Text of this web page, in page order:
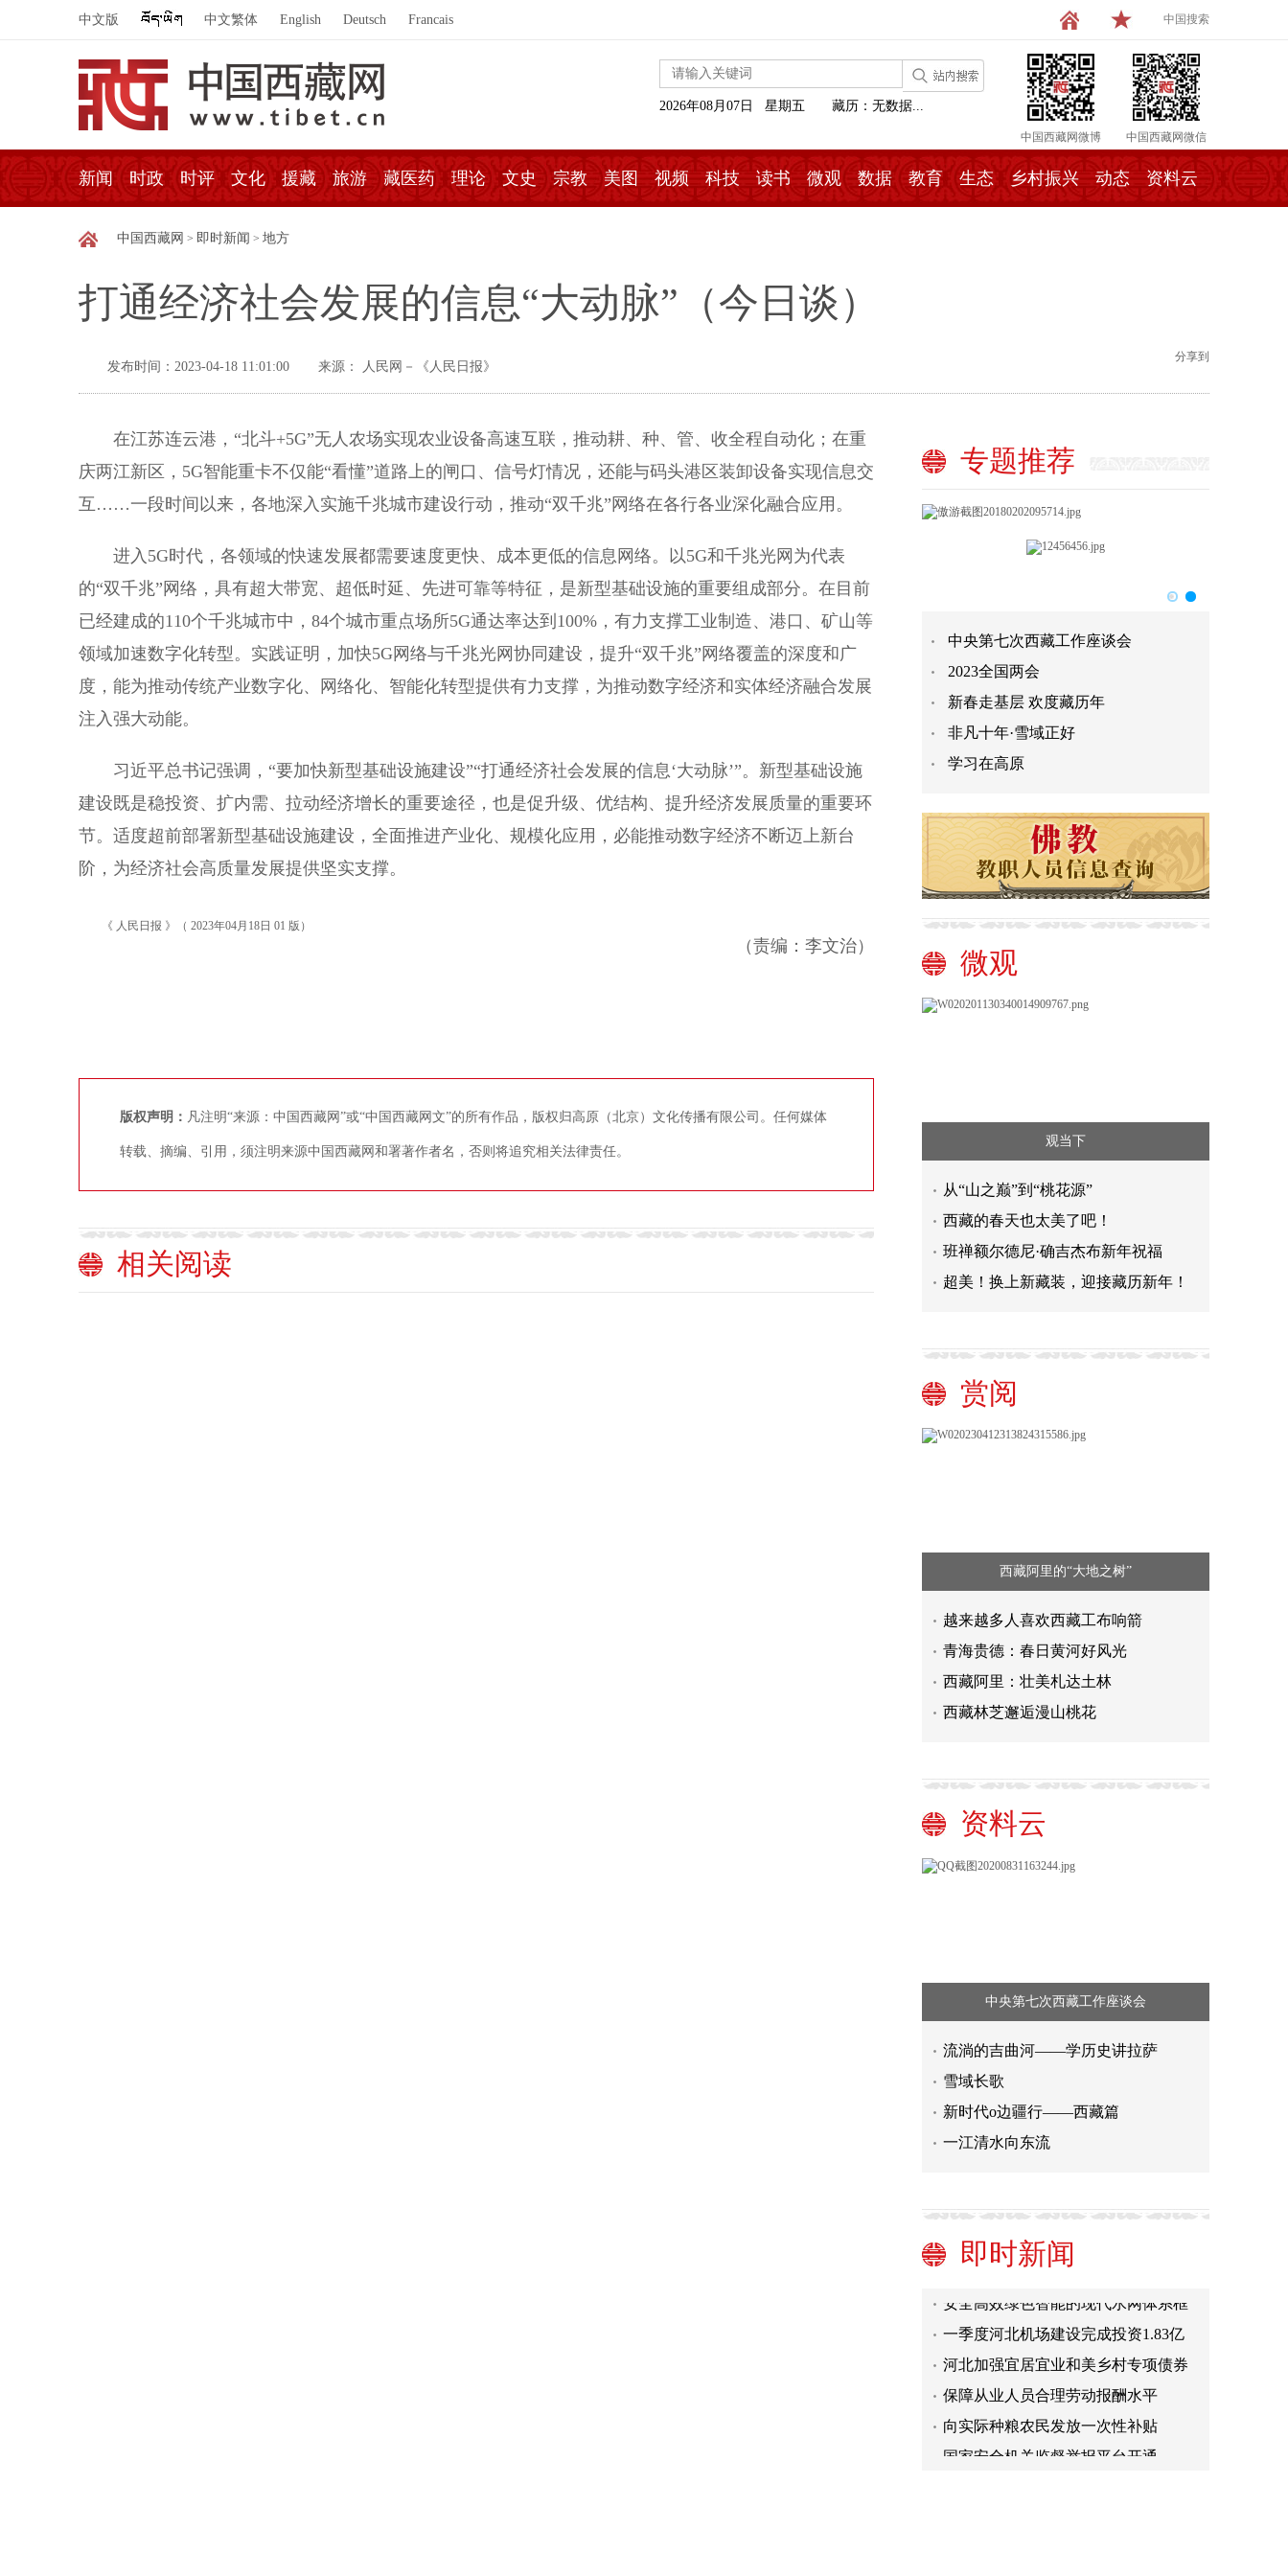
中文版 中文繁体 English Deutsch Francais 中国搜索
中国西藏网微博 中国西藏网微信
2026年08月07日 星期五 藏历：无数据...
新闻 时政 时评 文化 援藏 旅游 藏医药 理论 文史 宗教 美图 视频 科技 读书 微观 数据 教育 生态 乡村振兴 动态 资料云
中国西藏网 > 即时新闻 > 地方
打通经济社会发展的信息“大动脉”（今日谈）
发布时间：2023-04-18 11:01:00 来源： 人民网－《人民日报》
分享到
在江苏连云港，“北斗+5G”无人农场实现农业设备高速互联，推动耕、种、管、收全程自动化；在重
庆两江新区，5G智能重卡不仅能“看懂”道路上的闸口、信号灯情况，还能与码头港区装卸设备实现信息交
互……一段时间以来，各地深入实施千兆城市建设行动，推动“双千兆”网络在各行各业深化融合应用。
进入5G时代，各领域的快速发展都需要速度更快、成本更低的信息网络。以5G和千兆光网为代表
的“双千兆”网络，具有超大带宽、超低时延、先进可靠等特征，是新型基础设施的重要组成部分。在目前
已经建成的110个千兆城市中，84个城市重点场所5G通达率达到100%，有力支撑工业制造、港口、矿山等
领域加速数字化转型。实践证明，加快5G网络与千兆光网协同建设，提升“双千兆”网络覆盖的深度和广
度，能为推动传统产业数字化、网络化、智能化转型提供有力支撑，为推动数字经济和实体经济融合发展
注入强大动能。
习近平总书记强调，“要加快新型基础设施建设”“打通经济社会发展的信息‘大动脉’”。新型基础设施
建设既是稳投资、扩内需、拉动经济增长的重要途径，也是促升级、优结构、提升经济发展质量的重要环
节。适度超前部署新型基础设施建设，全面推进产业化、规模化应用，必能推动数字经济不断迈上新台
阶，为经济社会高质量发展提供坚实支撑。
《 人民日报 》（ 2023年04月18日 01 版）
（责编：李文治）
版权声明： 凡注明“来源：中国西藏网”或“中国西藏网文”的所有作品，版权归高原（北京）文化传播有限公司。任何媒体
转载、摘编、引用，须注明来源中国西藏网和署著作者名，否则将追究相关法律责任。
相关阅读
专题推荐
中央第七次西藏工作座谈会
2023全国两会
新春走基层 欢度藏历年
非凡十年·雪域正好
学习在高原
微观
观当下
从“山之巅”到“桃花源”
西藏的春天也太美了吧！
班禅额尔德尼·确吉杰布新年祝福
超美！换上新藏装，迎接藏历新年！
赏阅
西藏阿里的“大地之树”
越来越多人喜欢西藏工布响箭
青海贵德：春日黄河好风光
西藏阿里：壮美札达土林
西藏林芝邂逅漫山桃花
资料云
中央第七次西藏工作座谈会
流淌的吉曲河——学历史讲拉萨
雪域长歌
新时代o边疆行——西藏篇
一江清水向东流
即时新闻
河北省一季度技术合同成交额同比增
架基本建成
一季度河北机场建设完成投资1.83亿
河北加强宜居宜业和美乡村专项债券
项目谋划储备
保障从业人员合理劳动报酬水平
向实际种粮农民发放一次性补贴
国家安全机关监督举报平台开通